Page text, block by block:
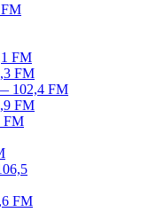
FM
FM
102,4 FM
FM
FM
FM